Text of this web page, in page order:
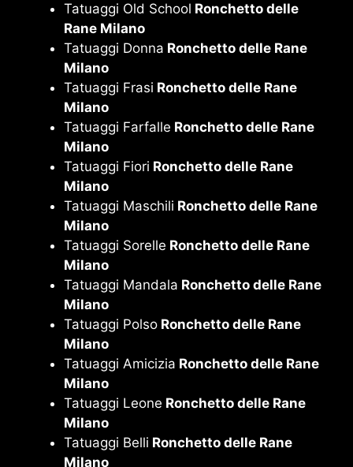
Tatuaggi Old School Ronchetto delle
Rane Milano
Tatuaggi Donna Ronchetto delle Rane
Milano
Tatuaggi Frasi Ronchetto delle Rane
Milano
Tatuaggi Farfalle Ronchetto delle Rane
Milano
Tatuaggi Fiori Ronchetto delle Rane
Milano
Tatuaggi Maschili Ronchetto delle Rane
Milano
Tatuaggi Sorelle Ronchetto delle Rane
Milano
Tatuaggi Mandala Ronchetto delle Rane
Milano
Tatuaggi Polso Ronchetto delle Rane
Milano
Tatuaggi Amicizia Ronchetto delle Rane
Milano
Tatuaggi Leone Ronchetto delle Rane
Milano
Tatuaggi Belli Ronchetto delle Rane
Milano